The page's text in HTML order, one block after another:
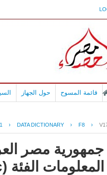
قائمة المسوح حول الجهاز
› DATA DICTIONARY › F8 ›
جمهورية مصر
المعلومات الفئة (c)2010